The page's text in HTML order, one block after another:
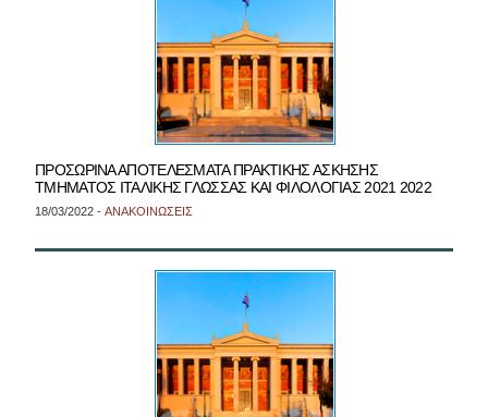
ΠΡΟΣΩΡΙΝΑ ΑΠΟΤΕΛΕΣΜΑΤΑ ΠΡΑΚΤΙΚΗΣ ΑΣΚΗΣΗΣ
ΤΜΗΜΑΤΟΣ ΙΤΑΛΙΚΗΣ ΓΛΩΣΣΑΣ ΚΑΙ ΦΙΛΟΛΟΓΙΑΣ 2021 2022
18/03/2022 - ΑΝΑΚΟΙΝΩΣΕΙΣ